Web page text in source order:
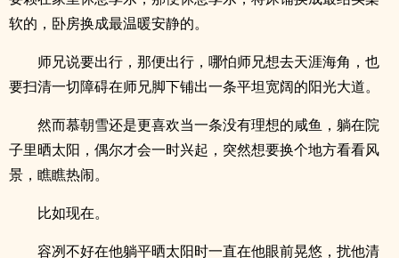
软的，卧房换成最温暖安静的。
师兄说要出行，那便出行，哪怕师兄想去天涯海角，也
要扫清一切障碍在师兄脚下铺出一条平坦宽阔的阳光大道。
然而慕朝雪还是更喜欢当一条没有理想的咸鱼，躺在院
子里晒太阳，偶尔才会一时兴起，突然想要换个地方看看风
景，瞧瞧热闹。
比如现在。
容冽不好在他躺平晒太阳时一直在他眼前晃悠，扰他清